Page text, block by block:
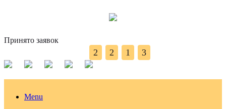
Принято заявок
2 2 1 3
Menu